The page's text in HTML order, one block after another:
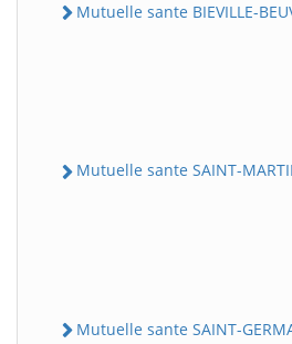
Mutuelle sante BIEVILLE-
Mutuelle sante SAINT-
Mutuelle sante SAINT-